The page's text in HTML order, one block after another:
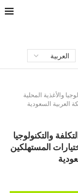
والأغذية المحلية
العربية السعودية
والتكنولوجيا
المستهلكين